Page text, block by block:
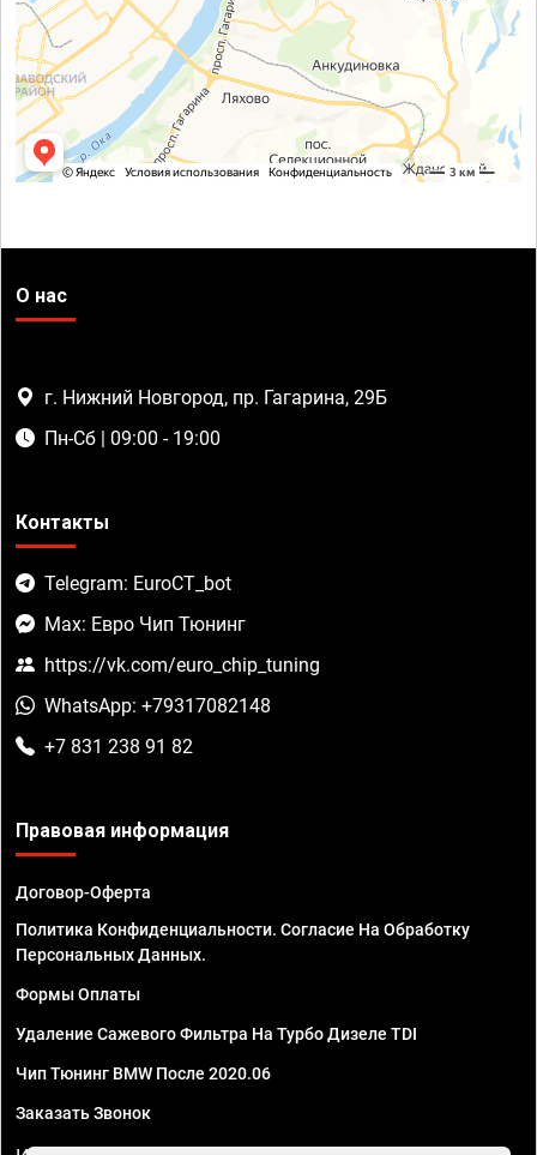
О нас
г. Нижний Новгород, пр. Гагарина, 29Б
Пн-Сб | 09:00 - 19:00
Контакты
Telegram: EuroCT_bot
Max: Евро Чип Тюнинг
https://vk.com/euro_chip_tuning
WhatsApp: +79317082148
+7 831 238 91 82
Правовая информация
Договор-Оферта
Политика Конфиденциальности. Согласие На Обработку
Персональных Данных.
Формы Оплаты
Удаление Сажевого Фильтра На Турбо Дизеле TDI
Чип Тюнинг BMW После 2020.06
Заказать Звонок